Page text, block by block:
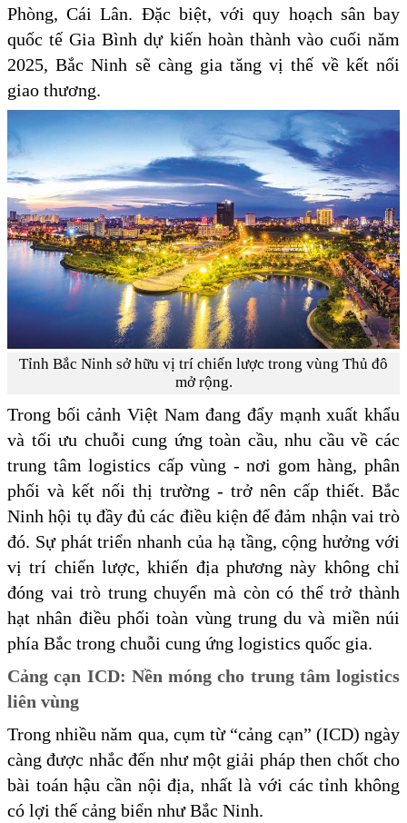
Phòng, Cái Lân. Đặc biệt, với quy hoạch sân bay
quốc tế Gia Bình dự kiến hoàn thành vào cuối năm
2025, Bắc Ninh sẽ càng gia tăng vị thế về kết nối
giao thương.
Tỉnh Bắc Ninh sở hữu vị trí chiến lược trong vùng Thủ đô
mở rộng.
Trong bối cảnh Việt Nam đang đẩy mạnh xuất khẩu
và tối ưu chuỗi cung ứng toàn cầu, nhu cầu về các
trung tâm logistics cấp vùng - nơi gom hàng, phân
phối và kết nối thị trường - trở nên cấp thiết. Bắc
Ninh hội tụ đầy đủ các điều kiện để đảm nhận vai trò
đó. Sự phát triển nhanh của hạ tầng, cộng hưởng với
vị trí chiến lược, khiến địa phương này không chỉ
đóng vai trò trung chuyển mà còn có thể trở thành
hạt nhân điều phối toàn vùng trung du và miền núi
phía Bắc trong chuỗi cung ứng logistics quốc gia.
Cảng cạn ICD: Nền móng cho trung tâm logistics
liên vùng
Trong nhiều năm qua, cụm từ “cảng cạn” (ICD) ngày
càng được nhắc đến như một giải pháp then chốt cho
bài toán hậu cần nội địa, nhất là với các tỉnh không
có lợi thế cảng biển như Bắc Ninh.